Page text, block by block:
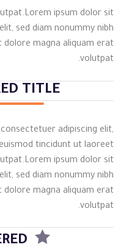
ipsum dolor sit
sed diam nonummy nibh
magna aliquam erat
volutpat.
TITLE
adipiscing elit,
tincidunt ut laoreet
ipsum dolor sit
sed diam nonummy nibh
magna aliquam erat
volutpat.